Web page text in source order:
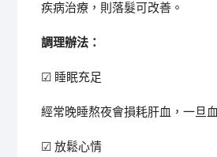
疾病治療，則落髮可改善。
調理辦法：
☑ 睡眠充足
經常晚睡熬夜會損耗肝血，一旦
☑ 放鬆心情